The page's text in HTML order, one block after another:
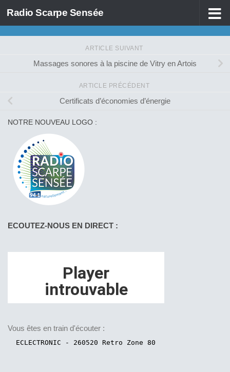
Skip to content
Radio Scarpe Sensée
ARTICLE SUIVANT
Massages sonores à la piscine de Vitry en Artois
ARTICLE PRÉCÉDENT
Certificats d’économies d’énergie
NOTRE NOUVEAU LOGO :
ECOUTEZ-NOUS EN DIRECT :
Vous êtes en train d'écouter :